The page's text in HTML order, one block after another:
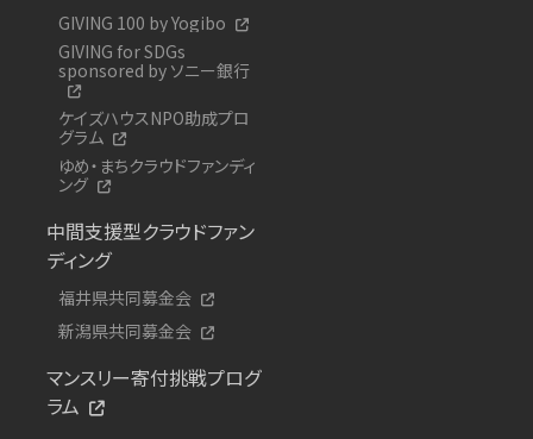
GIVING 100 by Yogibo
GIVING for SDGs
sponsored by ソニー銀行
ケイズハウスNPO助成プロ
グラム
ゆめ・まちクラウドファンディ
ング
中間支援型クラウドファン
ディング
福井県共同募金会
新潟県共同募金会
マンスリー寄付挑戦プログ
ラム